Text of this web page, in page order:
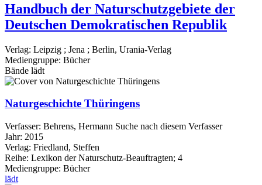
Handbuch der Naturschutzgebiete der
Deutschen Demokratischen Republik
Verlag: Leipzig ; Jena ; Berlin, Urania-Verlag
Mediengruppe: Bücher
Bände lädt
Naturgeschichte Thüringens
Verfasser: Behrens, Hermann Suche nach diesem Verfasser
Jahr: 2015
Verlag: Friedland, Steffen
Reihe: Lexikon der Naturschutz-Beauftragten; 4
Mediengruppe: Bücher
lädt